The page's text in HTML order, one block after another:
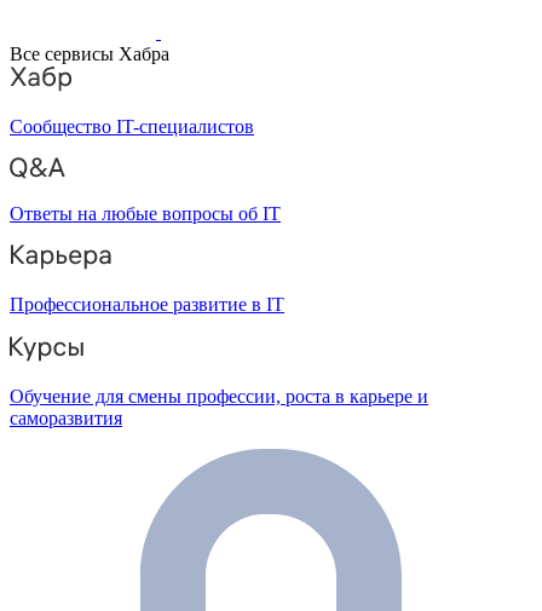
Все сервисы Хабра
Сообщество IT-специалистов
Ответы на любые вопросы об IT
Профессиональное развитие в IT
Обучение для смены профессии, роста в карьере и
саморазвития